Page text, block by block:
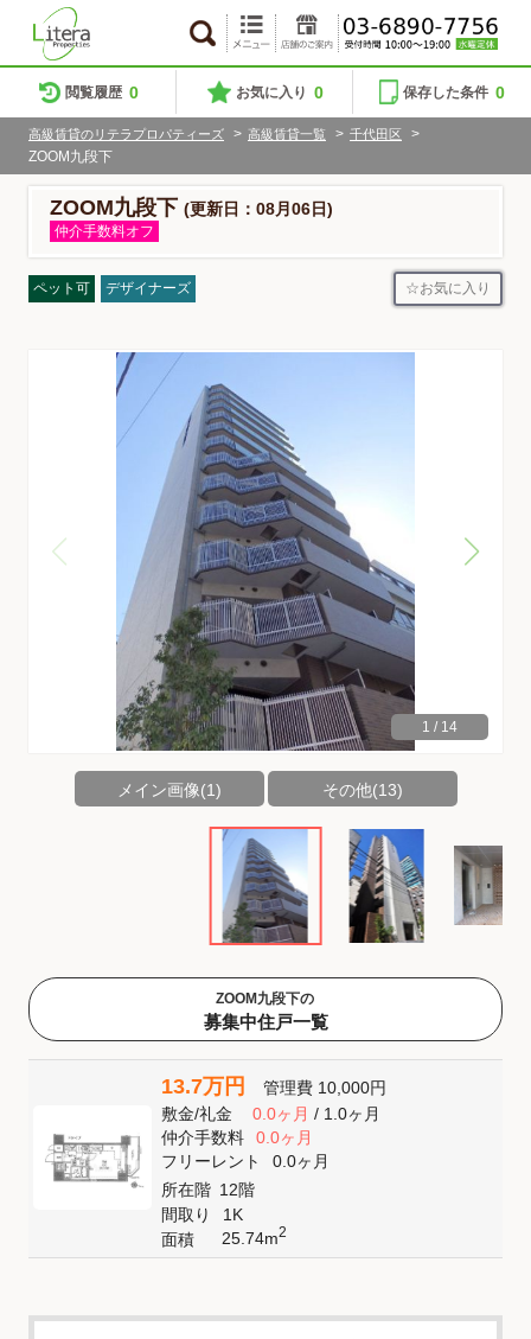
閲覧履歴 0 お気に入り 0 保存した条件 0
高級賃貸のリテラプロパティーズ > 高級賃貸一覧 > 千代田区
>
ZOOM九段下
ZOOM九段下 (更新日：08月06日)
仲介手数料オフ
ペット可 デザイナーズ お気に入り
1 / 14
メイン画像(1) その他(13)
ZOOM九段下の
募集中住戸一覧
13.7万円 管理費 10,000円
敷金/礼金 0.0ヶ月/ 1.0ヶ月
仲介手数料
0.0ヶ月
フリーレント
0.0ヶ月
所在階 12階
間取り
1K
面積
25.74m2